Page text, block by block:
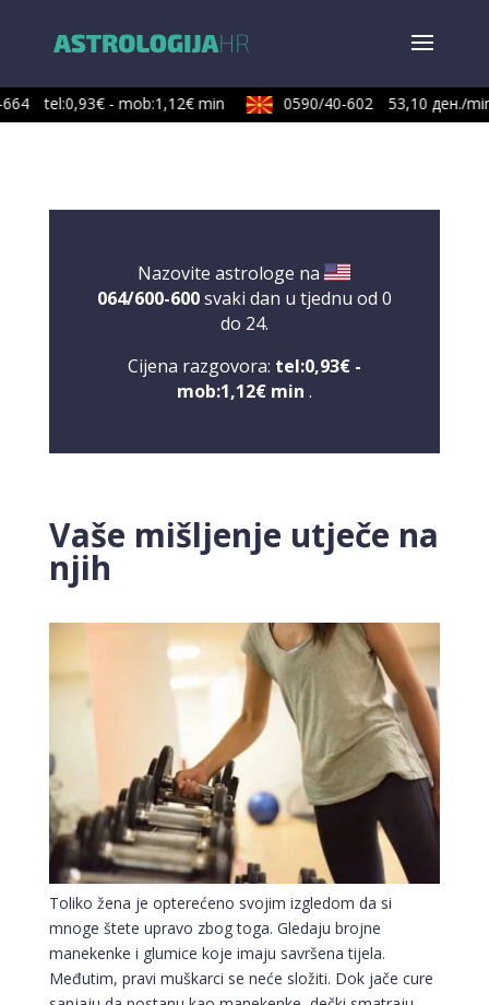
tel:0,93€ - mob:1,12€ min 0590/40-602 53,10 ден./min
Nazovite astrologe na
064/600-600svaki dan u tjednu od 0
do 24.
Cijena razgovora: tel:0,93€ -
mob:1,12€ min .
Vaše mišljenje utječe na
njih
Toliko žena je opterećeno svojim izgledom da si
mnoge štete upravo zbog toga. Gledaju brojne
manekenke i glumice koje imaju savršena tijela.
Međutim, pravi muškarci se neće složiti. Dok jače cure